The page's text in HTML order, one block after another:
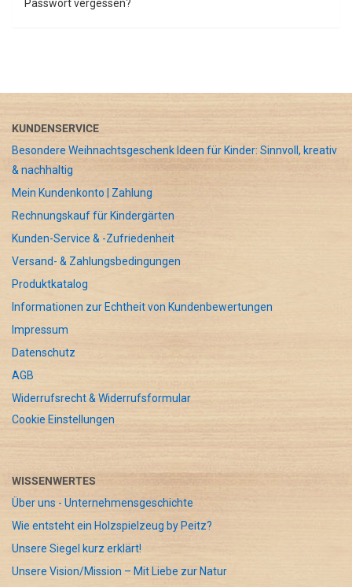
Passwort vergessen?
KUNDENSERVICE
Besondere Weihnachtsgeschenk Ideen für Kinder: Sinnvoll, kreativ
& nachhaltig
Mein Kundenkonto | Zahlung
Rechnungskauf für Kindergärten
Kunden-Service & -Zufriedenheit
Versand- & Zahlungsbedingungen
Produktkatalog
Informationen zur Echtheit von Kundenbewertungen
Impressum
Datenschutz
AGB
Widerrufsrecht & Widerrufsformular
Cookie Einstellungen
WISSENWERTES
Über uns - Unternehmensgeschichte
Wie entsteht ein Holzspielzeug by Peitz?
Unsere Siegel kurz erklärt!
Unsere Vision/Mission – Mit Liebe zur Natur